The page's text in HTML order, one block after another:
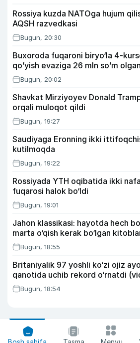
Rossiya kuzda NATOga hujum
AQSH razvedkasi
Bugun, 20:30
Buxoroda fuqaroni biryo‘la 4-
qo’yish evaziga 26 mln so’m
Bugun, 20:02
Shavkat Mirziyoyev Donald
orqali muloqot qildi
Bugun, 19:27
Saudiyaga Eronning ikki
kutilmoqda
Bugun, 19:22
Rossiyada YTH oqibatida ikki
fuqarosi halok bo‘ldi
Bugun, 19:01
Jahon klassikasi: hayotda hech
marta o‘qish kerak bo‘lgan
Bugun, 18:55
Britaniyalik 97 yoshli ko‘zi ojiz
qanotida uchib rekord o‘rnatdi
Bugun, 18:54